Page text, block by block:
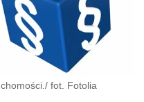
fot. Fotolia